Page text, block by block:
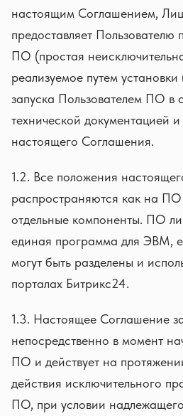
настоящим Соглашением,
предоставляет Пользователю
ПО (простая
реализуемое путем
запуска Пользователем ПО в
технической документацией
настоящего Соглашения.
1.2. Все положения
распространяются как на ПО
отдельные компоненты. ПО
единая программа для ЭВМ,
могут быть разделены и
порталах Битрикс24.
1.3. Настоящее Соглашение
непосредственно в момент
ПО и действует на
действия исключительного
ПО, при условии